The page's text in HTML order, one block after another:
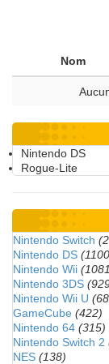
Nom
Nintendo DS
Rogue-Lite
Nintendo Switch
Nintendo DS
Nintendo Wii
Nintendo 3DS
Nintendo Wii U
GameCube (422)
Nintendo 64 (315)
Nintendo Switch 2
NES (138)